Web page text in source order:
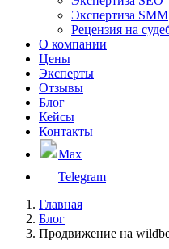
Экспертиза SMM
Рецензия на
О компании
Цены
Эксперты
Отзывы
Блог
Кейсы
Контакты
Max
Telegram
Главная
Блог
Продвижение на